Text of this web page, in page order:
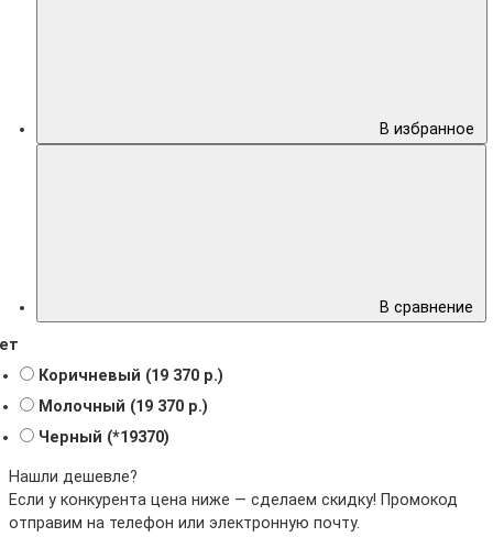
В избранное
В сравнение
Коричневый (19 370 р.)
Молочный (19 370 р.)
Черный (*19370)
Нашли дешевле?
Если у конкурента цена ниже — сделаем скидку! Промокод
отправим на телефон или электронную почту.